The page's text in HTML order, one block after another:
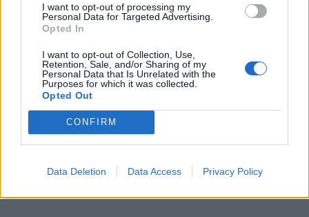
I want to opt-out of processing my
Personal Data for Targeted Advertising.
Opted In
I want to opt-out of Collection, Use,
Retention, Sale, and/or Sharing of my
Personal Data that Is Unrelated with the
Purposes for which it was collected.
Opted Out
CONFIRM
Data Deletion Data Access Privacy Policy
[ΠΗΓΗ]